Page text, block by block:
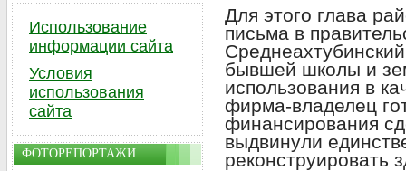
Для этого глава
письма в
бывшей школы и
использования в
фирма-владелец
финансирования
выдвинули
реконструировать
Использование
информации сайта
Условия
использования
сайта
ФОТОРЕПОРТАЖИ